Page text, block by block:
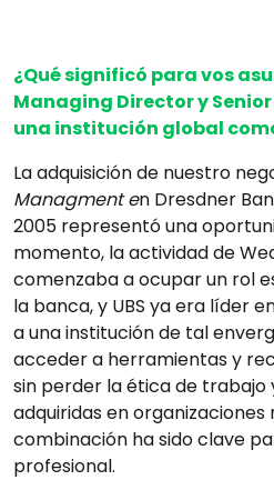
¿Qué significó para vos
Managing Director y
una institución global
La adquisición de nuestro
Managment en Dresdner
2005 representó una
momento, la actividad de
comenzaba a ocupar un rol
la banca, y UBS ya era líder
a una institución de tal
acceder a herramientas y
sin perder la ética de trabajo
adquiridas en organizaciones
combinación ha sido clave
profesional.